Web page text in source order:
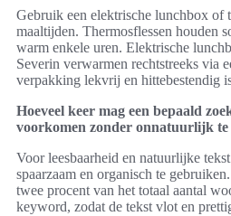
Gebruik een elektrische lunchbox of
maaltijden. Thermosflessen houden
warm enkele uren. Elektrische
Severin verwarmen rechtstreeks via
verpakking lekvrij en hittebestendig
Hoeveel keer mag een bepaald
voorkomen zonder onnatuurlijk te
Voor leesbaarheid en natuurlijke
spaarzaam en organisch te
twee procent van het totaal aantal
keyword, zodat de tekst vlot en